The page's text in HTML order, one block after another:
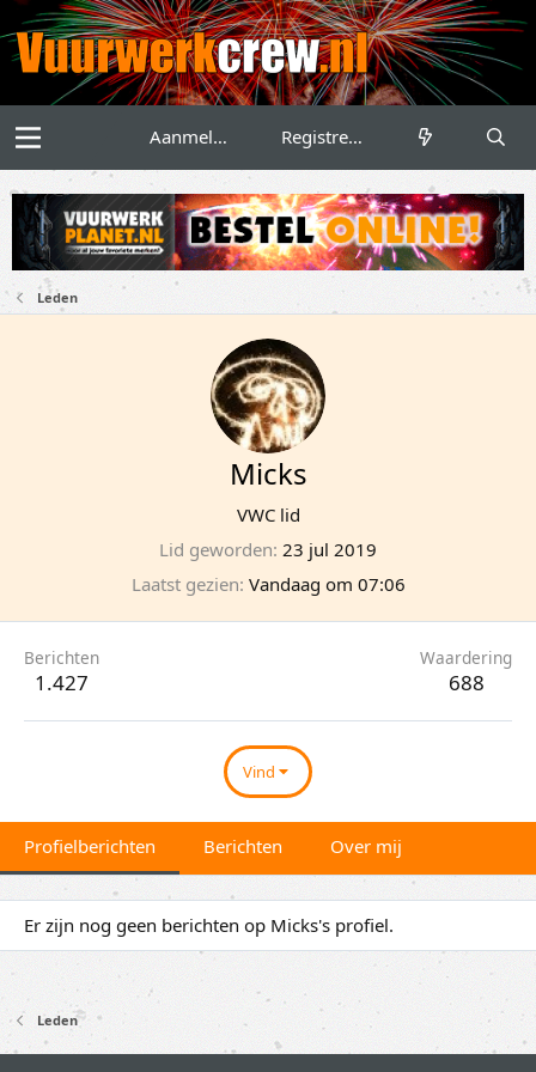
Aanmelden Registreren
Leden
Micks
VWC lid
Lid geworden 23 jul 2019
Laatst gezien Vandaag om 07:06
Berichten
1.427
Waardering
688
Vind
Profielberichten Berichten Over mij
Er zijn nog geen berichten op Micks's profiel.
Leden